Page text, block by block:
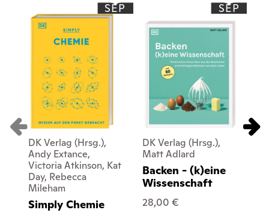
SEP
DK Verlag (Hrsg.),
Andy Extance,
Victoria Atkinson, Kat
Day, Rebecca
Mileham
Simply Chemie
SEP
DK Verlag (Hrsg.),
Matt Adlard
Backen - (k)eine
Wissenschaft
28,00 €